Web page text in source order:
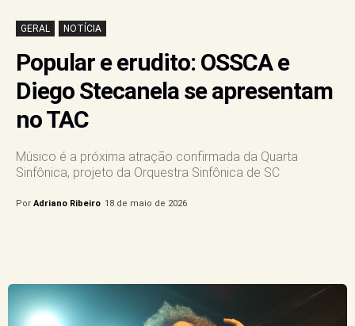
GERAL NOTÍCIA
Popular e erudito: OSSCA e
Diego Stecanela se apresentam
no TAC
Músico é a próxima atração confirmada da Quarta
Sinfônica, projeto da Orquestra Sinfônica de SC
Por Adriano Ribeiro 18 de maio de 2026